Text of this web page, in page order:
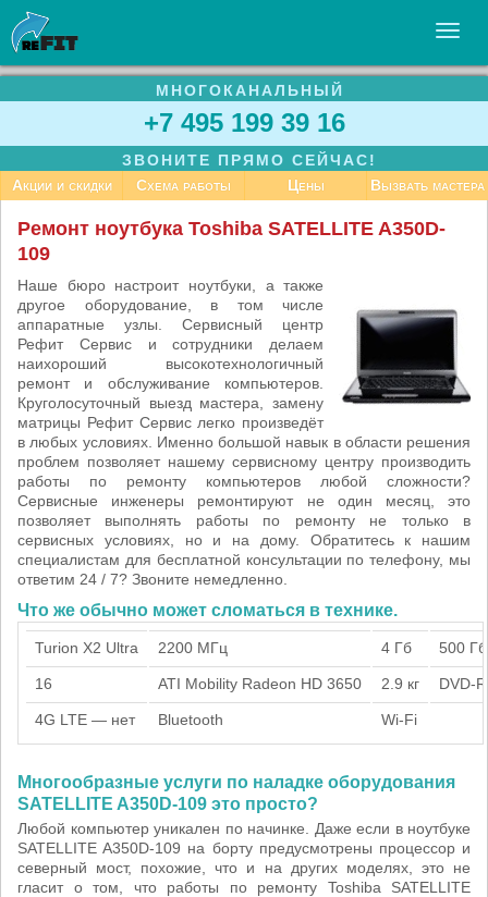
УСЛУГИ
БИЗНЕСУ
СТАТЬИ
МНОГОКАНАЛЬНЫЙ
+7 495 199 39 16
ЗВОНИТЕ ПРЯМО СЕЙЧАС!
Акции и скидки
Схема работы Цены Вызвать мастера
Ремонт ноутбука Toshiba SATELLITE A350D-
109
Наше бюро настроит ноутбуки, а также
другое оборудование, в том числе
аппаратные узлы. Сервисный центр
Рефит Сервис и сотрудники делаем
наихороший высокотехнологичный
ремонт и обслуживание компьютеров.
Круголосуточный выезд мастера, замену
матрицы Рефит Сервис легко произведёт
в любых условиях. Именно большой навык в области решения
проблем позволяет нашему сервисному центру производить
работы по ремонту компьютеров любой сложности?
Сервисные инженеры ремонтируют не один месяц, это
позволяет выполнять работы по ремонту не только в
сервисных условиях, но и на дому. Обратитесь к нашим
специалистам для бесплатной консультации по телефону, мы
ответим 24 / 7? Звоните немедленно.
Что же обычно может сломаться в технике.
Turion X2 Ultra 2200 МГц 4 Гб 500 Гб
16 ATI Mobility Radeon HD 3650 2.9 кг DVD-
4G LTE — нет Bluetooth Wi-Fi
Многообразные услуги по наладке оборудования
SATELLITE A350D-109 это просто?
Любой компьютер уникален по начинке. Даже если в ноутбуке
SATELLITE A350D-109 на борту предусмотрены процессор и
северный мост, похожие, что и на других моделях, это не
гласит о том, что работы по ремонту Toshiba SATELLITE